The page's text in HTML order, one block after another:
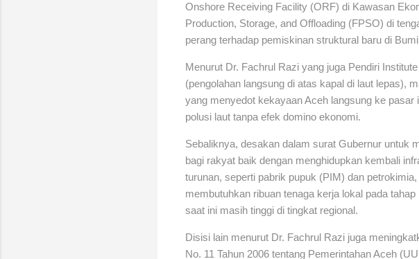
Onshore Receiving Facility (ORF) di Kawasan
Production, Storage, and Offloading (FPSO) di
perang terhadap pemiskinan struktural baru di
Menurut Dr. Fachrul Razi yang juga Pendiri
(pengolahan langsung di atas kapal di laut lepas),
yang menyedot kekayaan Aceh langsung ke
polusi laut tanpa efek domino ekonomi.
Sebaliknya, desakan dalam surat Gubernur untuk
bagi rakyat baik dengan menghidupkan kembali
turunan, seperti pabrik pupuk (PIM) dan
membutuhkan ribuan tenaga kerja lokal pada
saat ini masih tinggi di tingkat regional.
Disisi lain menurut Dr. Fachrul Razi juga
No. 11 Tahun 2006 tentang Pemerintahan Aceh